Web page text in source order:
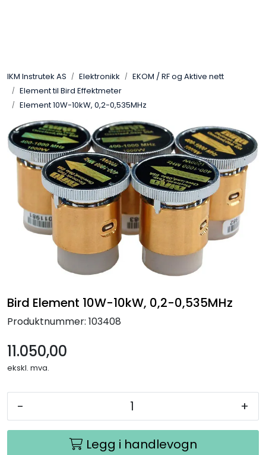
IKM Instrutek AS Elektronikk
EKOM / RF og Aktive nett
Element til Bird Effektmeter
Element 10W-10kW, 0,2-0,535MHz
Bird Element 10W-10kW, 0,2-0,535MHz
Produktnummer: 103408
11.050,00
ekskl. mva.
- +
Legg i handlevogn
Elektro
Prosess
Frekvensomformere
Miljø og sikkerhet
Kalibratorer
Undervisning
Navigasjon & Kommunikasjon
Tilbehør